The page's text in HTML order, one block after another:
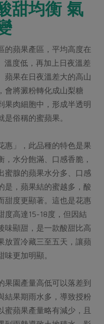
甜均衡 氣
的蘋果產區，平均高度在
溫度低，再加上日夜溫差
蘋果在日夜溫差大的高山
會將澱粉轉化成山梨糖
果肉細胞中，形成半透明
俗稱的蜜蘋果。
惠」，此品種的特色是果
，水分飽滿、口感香脆，
蜜腺的蘋果水分多、口感
是，蘋果結的蜜越多，酸
甜度更顯著。這也是花惠
度高達15-18度，但因結
味顯甜，是一款酸甜比高
放置冷藏三至五天，讓蘋
更加明顯。
果園產量高低可以落差到
結果期雨水多，導致授粉
蜜蘋果產量略有減少，且